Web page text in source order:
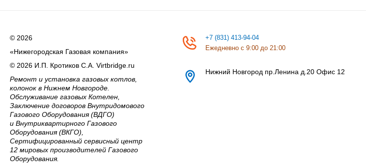
© 2026
«Нижегородская Газовая компания»
© 2026 И.П. Кротиков С.А. Virtbridge.ru
Ремонт и установка газовых котлов,
колонок в Нижнем Новгороде.
Обслуживание газовых Котелен,
Заключение договоров Внутридомового
Газового Оборудования (ВДГО)
и Внутриквартирного Газового
Оборудования (ВКГО),
Сертифицированный сервисный центр
12 мировых производителей Газового
Оборудования.
+7 (831) 413-94-04
Ежедневно с 9:00 до 21:00
Нижний Новгород пр.Ленина д.20 Офис 12